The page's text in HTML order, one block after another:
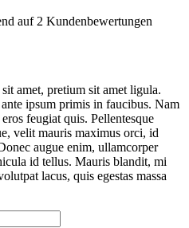
auf 2 Kundenbewertungen
amet, pretium sit amet ligula.
ipsum primis in faucibus. Nam
feugiat quis. Pellentesque
velit mauris maximus orci, id
augue enim, ullamcorper
id tellus. Mauris blandit, mi
lacus, quis egestas massa